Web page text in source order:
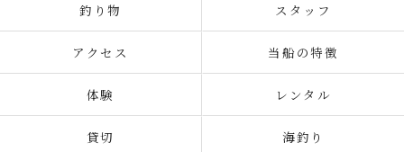
釣り物 スタッフ
アクセス 当船の特徴
体験 レンタル
貸切 海釣り